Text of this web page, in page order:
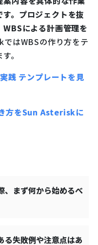
。プロジェクトを抜
による計画管理を
はWBSの作り方をテ
。
践 テンプレートを見
方をSun Asteriskに
まず何から始めるべ
失敗例や注意点はあ